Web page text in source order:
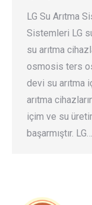
LG Su Arıtma
Sistemleri LG
su arıtma
osmosis ters
devi su arıtma
arıtma
içim ve su
başarmıştır. LG…